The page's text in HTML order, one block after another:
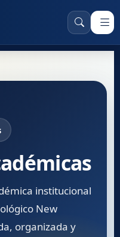
institucional
New
organizada y